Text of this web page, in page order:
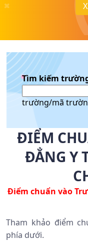
Tìm kiếm
trường/mã trường
ĐIỂM
ĐẲNG Y
Điểm chuẩn vào
Tham khảo điểm
phía dưới.